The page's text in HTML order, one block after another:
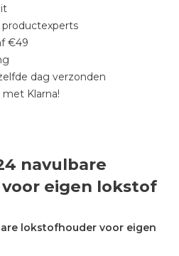
productexperts
€49
dag verzonden
Klarna!
navulbare
eigen lokstof
lokstofhouder voor eigen